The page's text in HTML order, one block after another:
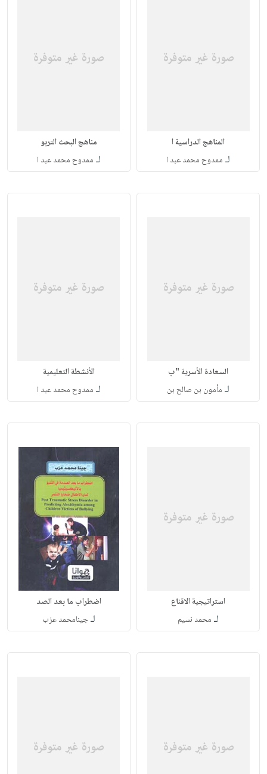
المناهج الدراسية ا
لـ ممدوح محمد عبد ا
مناهج البحث التربو
لـ ممدوح محمد عبد ا
السعادة الأسرية "ب
لـ مأمون بن صالح بن
الأنشطة التعليمية
لـ ممدوح محمد عبد ا
استراتيجية الاقناع
لـ محمد نسيم
اضطراب ما بعد الصد
لـجينامحمد عزب